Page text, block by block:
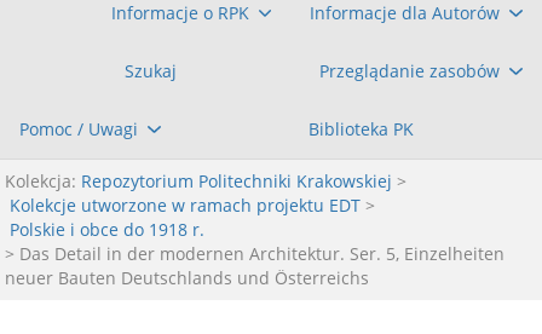
Informacje o RPK Informacje dla Autorów
Szukaj Przeglądanie zasobów
Pomoc / Uwagi Biblioteka PK
Kolekcja: Repozytorium Politechniki Krakowskiej >
Kolekcje utworzone w ramach projektu EDT >
Polskie i obce do 1918 r.
> Das Detail in der modernen Architektur. Ser. 5, Einzelheiten
neuer Bauten Deutschlands und Österreichs